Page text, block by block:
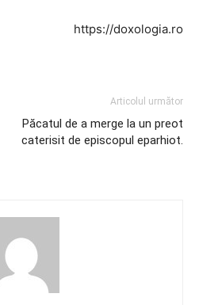
https://doxologia.ro
Articolul următor
Păcatul de a merge la un preot
caterisit de episcopul eparhiot.